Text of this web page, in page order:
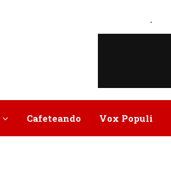
.
Cafeteando Vox Populi